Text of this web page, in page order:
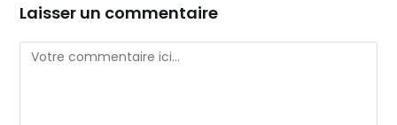
Laisser un commentaire